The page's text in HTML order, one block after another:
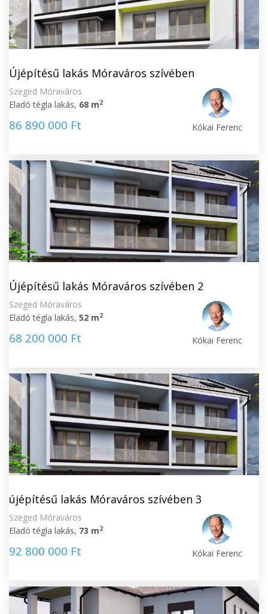
Újépítésű lakás Móraváros szívében
Szeged Móraváros
Eladó tégla lakás, 68 m2
86 890 000 Ft Kókai Ferenc
Újépítésű lakás Móraváros szívében 2
Szeged Móraváros
Eladó tégla lakás, 52 m2
68 200 000 Ft Kókai Ferenc
újépítésű lakás Móraváros szívében 3
Szeged Móraváros
Eladó tégla lakás, 73 m2
92 800 000 Ft Kókai Ferenc